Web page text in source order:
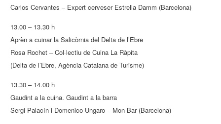
Carlos Cervantes – Expert cerveser Estrella Damm (Barcelona)
13.00 – 13.30 h
Aprèn a cuinar la Salicòrnia del Delta de l’Ebre
Rosa Rochet – Col·lectiu de Cuina La Ràpita
(Delta de l’Ebre, Agència Catalana de Turisme)
13.30 – 14.00 h
Gaudint a la cuina. Gaudint a la barra
Sergi Palacín i Domenico Ungaro – Mon Bar (Barcelona)